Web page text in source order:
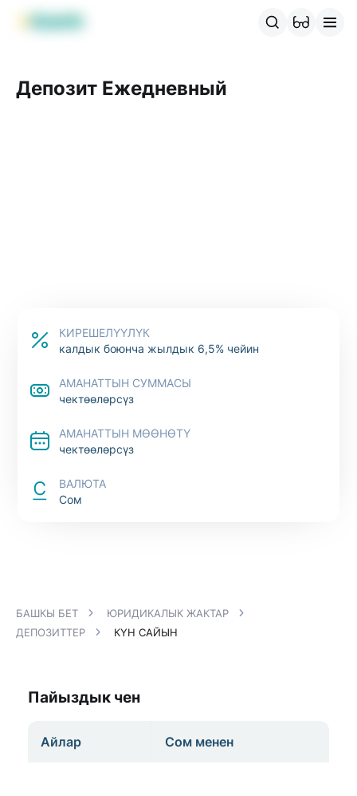
MBANK өнүмдөрү
Депозит Ежедневный
КИРЕШЕЛҮҮЛҮК
калдык боюнча жылдык 6,5% чейин
АМАНАТТЫН СУММАСЫ
чектөөлөрсүз
АМАНАТТЫН МӨӨНӨТҮ
чектөөлөрсүз
ВАЛЮТА
Сом
БАШКЫ БЕТ
ЮРИДИКАЛЫК ЖАКТАР
ДЕПОЗИТТЕР
КҮН САЙЫН
Пайыздык чен
Айлар Сом менен